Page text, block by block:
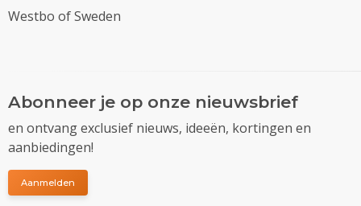
Westbo of Sweden
Abonneer je op onze nieuwsbrief
en ontvang exclusief nieuws, ideeën, kortingen en
aanbiedingen!
Aanmelden